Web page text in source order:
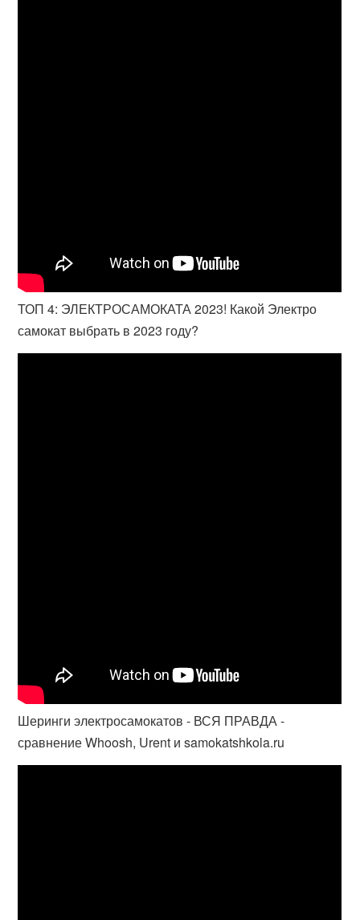
ТОП 4: ЭЛЕКТРОСАМОКАТА 2023! Какой Электро
самокат выбрать в 2023 году?
Шеринги электросамокатов - ВСЯ ПРАВДА -
сравнение Whoosh, Urent и samokatshkola.ru